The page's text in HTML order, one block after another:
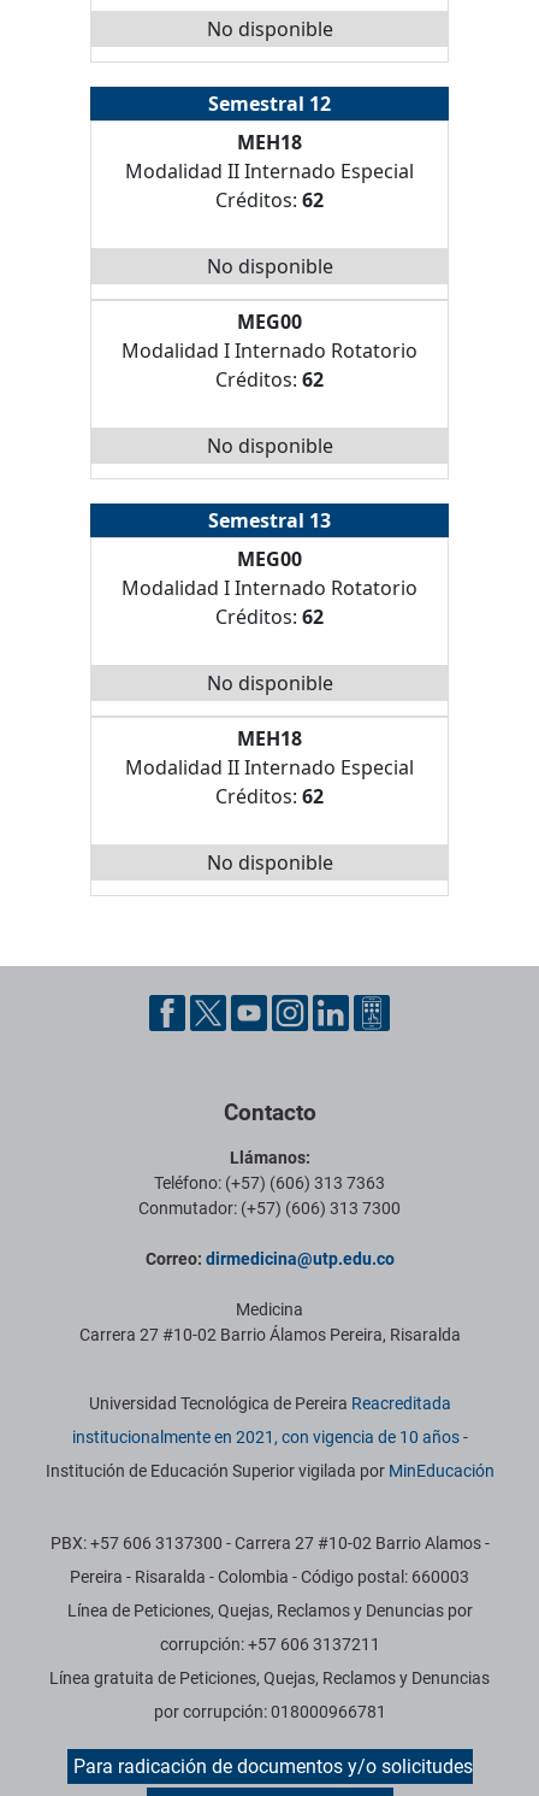
No disponible
Semestral 12
MEH18
Modalidad II Internado Especial
Créditos: 62
No disponible
MEG00
Modalidad I Internado Rotatorio
Créditos: 62
No disponible
Semestral 13
MEG00
Modalidad I Internado Rotatorio
Créditos: 62
No disponible
MEH18
Modalidad II Internado Especial
Créditos: 62
No disponible
Pie de página con información de contacto, redes sociales y datos
Contacto
Llámanos:
Teléfono: (+57) (606) 313 7363
Conmutador: (+57) (606) 313 7300
Correo: dirmedicina@utp.edu.co
Medicina
Carrera 27 #10-02 Barrio Álamos Pereira, Risaralda
Información institucional
Universidad Tecnológica de Pereira Reacreditada
institucionalmente en 2021, con vigencia de 10 años-
Institución de Educación Superior vigilada por MinEducación
PBX: +57 606 3137300 - Carrera 27 #10-02 Barrio Alamos -
Pereira - Risaralda - Colombia - Código postal: 660003
Línea de Peticiones, Quejas, Reclamos y Denuncias por
corrupción: +57 606 3137211
Línea gratuita de Peticiones, Quejas, Reclamos y Denuncias
por corrupción: 018000966781
Para radicación de documentos y/o solicitudes